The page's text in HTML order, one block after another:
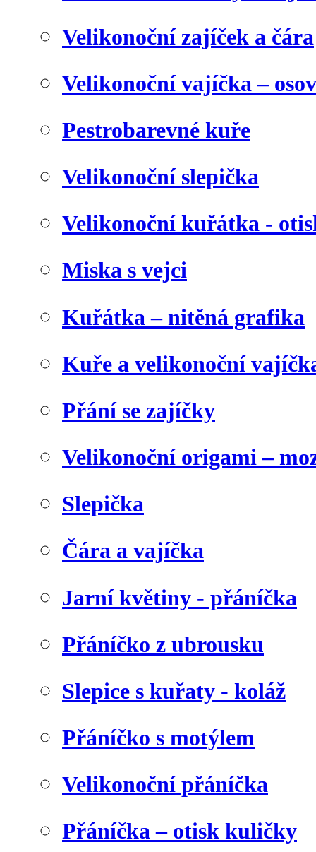
Velikonoční zajíček a čára
Velikonoční vajíčka –
Pestrobarevné kuře
Velikonoční slepička
Velikonoční kuřátka -
Miska s vejci
Kuřátka – nitěná grafika
Kuře a velikonoční
Přání se zajíčky
Velikonoční origami –
Slepička
Čára a vajíčka
Jarní květiny - přáníčka
Přáníčko z ubrousku
Slepice s kuřaty - koláž
Přáníčko s motýlem
Velikonoční přáníčka
Přáníčka – otisk kuličky